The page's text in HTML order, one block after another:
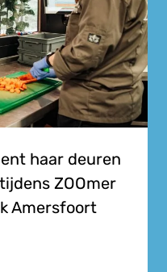
haar deuren
ZOOmer
Amersfoort